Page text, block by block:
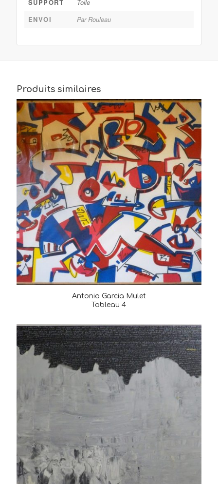
SUPPORT
Toile
ENVOI
Par Rouleau
Produits similaires
Antonio Garcia Mulet
Tableau 4